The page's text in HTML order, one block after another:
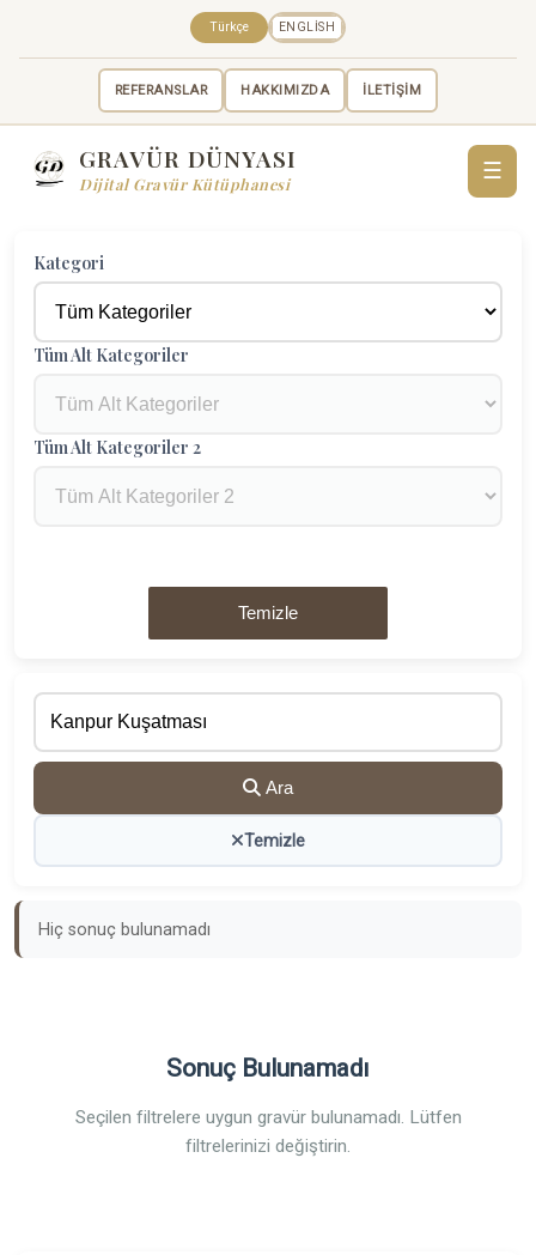
REFERANSLAR HAKKIMIZDA İLETİŞİM
Türkçe ENGLISH
GRAVÜR DÜNYASI
Dijital Gravür Kütüphanesi
☰
Kategori
Tüm Alt Kategoriler
Tüm Alt Kategoriler 2
Temizle
Ara
Temizle
Hiç sonuç bulunamadı
Sonuç Bulunamadı
Seçilen filtrelere uygun gravür bulunamadı. Lütfen
filtrelerinizi değiştirin.